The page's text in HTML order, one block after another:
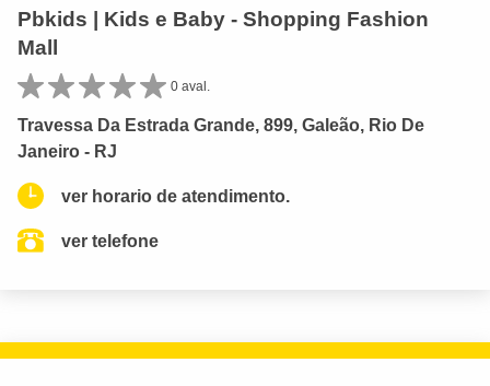
Pbkids | Kids e Baby - Shopping Fashion
Mall
0 aval.
Travessa Da Estrada Grande, 899, Galeão, Rio De
Janeiro - RJ
ver horario de atendimento.
ver telefone